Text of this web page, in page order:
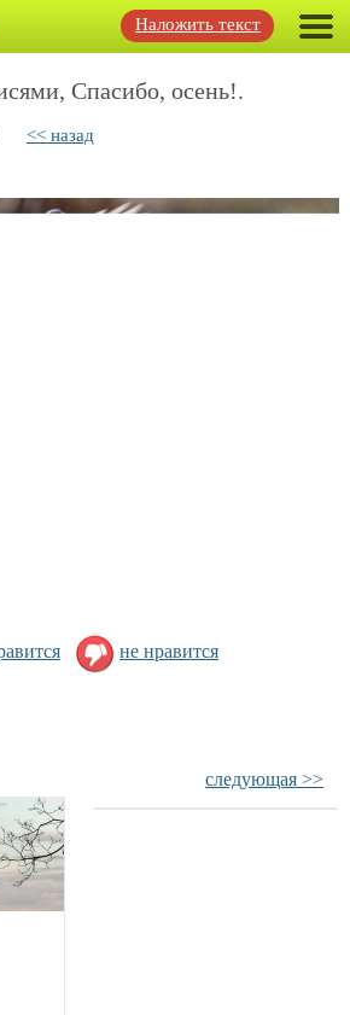
Наложить текст
Спасибо, осень!.
<< назад
не нравится
следующая >>